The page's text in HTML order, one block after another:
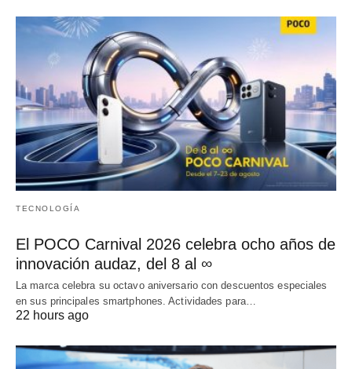
TECNOLOGÍA
El POCO Carnival 2026 celebra ocho años de
innovación audaz, del 8 al ∞
La marca celebra su octavo aniversario con descuentos especiales
en sus principales smartphones. Actividades para…
22 hours ago